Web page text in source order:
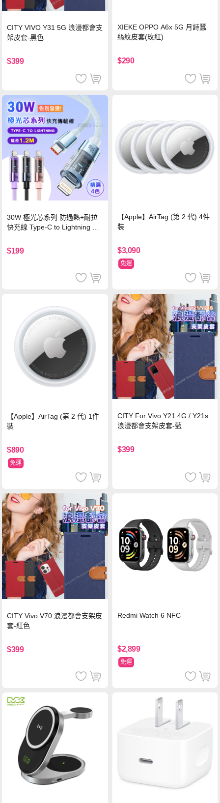
CITY VIVO Y31 5G 浪漫都會支
架皮套-黑色
$399
XIEKE OPPO A6x 5G 月詩蠶
絲紋皮套(玫紅)
$290
30W 極光芯系列 防過熱+耐拉
快充線 Type-C to Lightning 傳
$199
【Apple】AirTag (第 2 代) 4件
裝
$3,090
免運
【Apple】AirTag (第 2 代) 1件
裝
$890
免運
CITY For Vivo Y21 4G / Y21s
浪漫都會支架皮套-藍
$399
CITY Vivo V70 浪漫都會支架皮
套-紅色
$399
Redmi Watch 6 NFC
$2,899
免運